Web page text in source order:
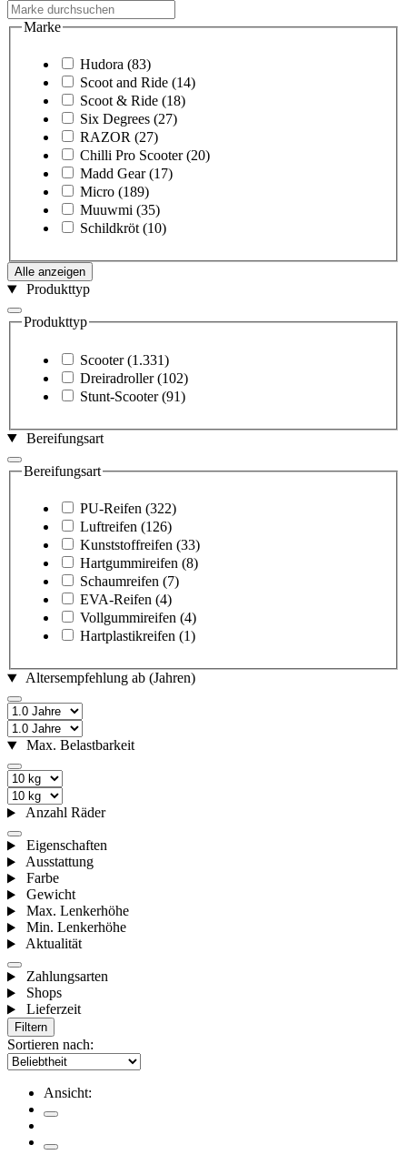
Marke
Hudora (83)
Scoot and Ride (14)
Scoot & Ride (18)
Six Degrees (27)
RAZOR (27)
Chilli Pro Scooter (20)
Madd Gear (17)
Micro (189)
Muuwmi (35)
Schildkröt (10)
Alle anzeigen
Produkttyp
Produkttyp
Scooter (1.331)
Dreiradroller (102)
Stunt-Scooter (91)
Bereifungsart
Bereifungsart
PU-Reifen (322)
Luftreifen (126)
Kunststoffreifen (33)
Hartgummireifen (8)
Schaumreifen (7)
EVA-Reifen (4)
Vollgummireifen (4)
Hartplastikreifen (1)
Altersempfehlung ab (Jahren)
Max. Belastbarkeit
Anzahl Räder
Eigenschaften
Ausstattung
Farbe
Gewicht
Max. Lenkerhöhe
Min. Lenkerhöhe
Aktualität
Zahlungsarten
Shops
Lieferzeit
Filtern
Sortieren nach:
Ansicht: